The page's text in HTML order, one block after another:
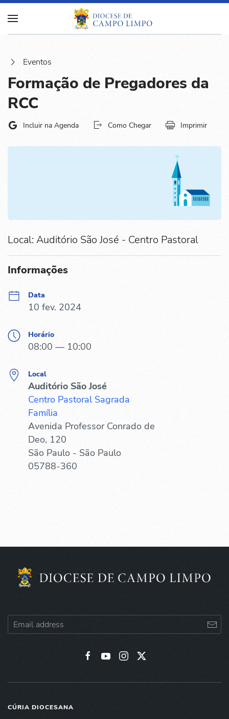
Eventos
Formação de Pregadores da
RCC
Incluir na Agenda Como Chegar Imprimir
Local: Auditório São José - Centro Pastoral
Informações
Data
10 fev. 2024
Horário
08:00 — 10:00
Local
Auditório São José
Centro Pastoral Sagrada
Família
Avenida Professor Conrado de
Deo, 120
São Paulo - São Paulo
05788-360
CÚRIA DIOCESANA